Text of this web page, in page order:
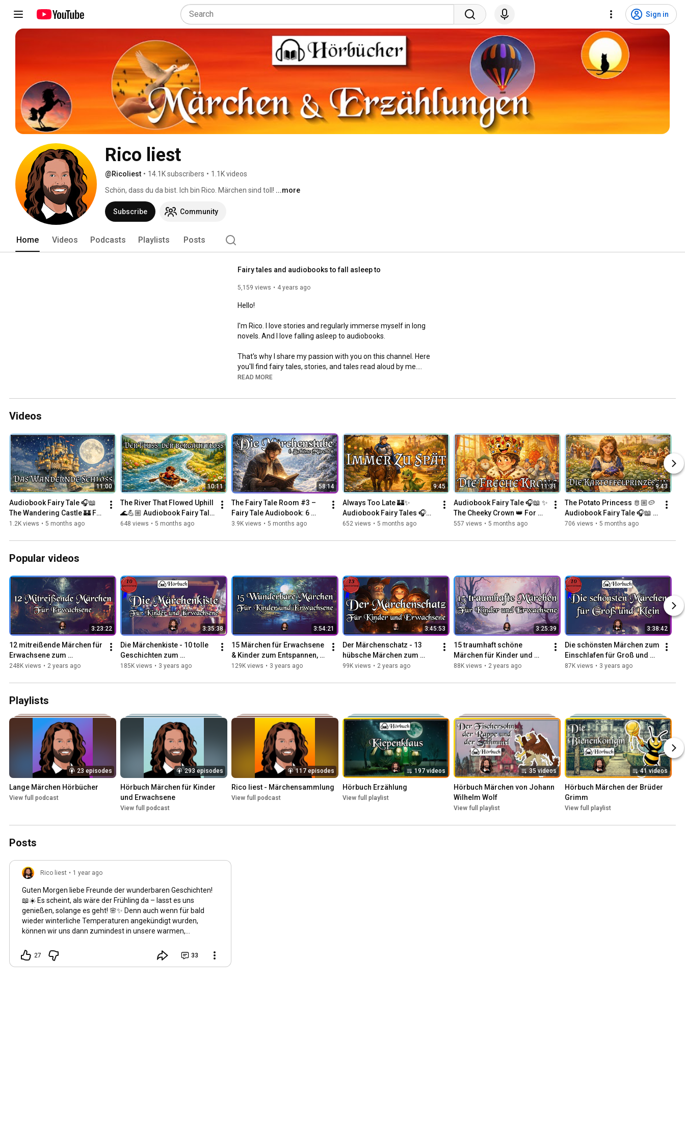
Sign in
Rico liest
@Ricoliest • 14.1K subscribers • 1.1K videos
Schön, dass du da bist. Ich bin Rico. Märchen sind toll! ...more
Subscribe Community
Home Videos Podcasts Playlists Posts
Fairy tales and audiobooks to fall asleep to
5,159 views 4 years ago
Hello!
I'm Rico. I love stories and regularly immerse myself in long
novels. And I love falling asleep to audiobooks.
That's why I share my passion with you on this channel. Here
you'll find fairy tales, stories, and tales read aloud by me.
the channel.
#FairyTales #Audiobook#GoodNightStories
READ MORE
Videos
11:00
Audiobook Fairy Tale 🎧📖
The Wandering Castle 🏰 For
falling asleep & dreaming
1.2K views • 5 months ago
10:11
The River That Flowed Uphill
🌊💪🏼 Audiobook Fairy Tale
for Falling Asleep &
648 views • 5 months ago
58:14
The Fairy Tale Room #3 –
Fairy Tale Audiobook: 6
Beautiful Bedtime Stories
3.9K views • 5 months ago
9:45
Always Too Late 🏰✨
Audiobook Fairy Tales 🎧📖
-- For Falling Asleep &
Children & Ad...
652 views • 5 months ago
11:31
Audiobook Fairy Tale 🎧📖 ✨
The Cheeky Crown 👑 For
falling asleep & dreaming
557 views • 5 months ago
9:43
The Potato Princess 🫅🏼🥔
Audiobook Fairy Tale 🎧📖
For falling asleep &
& a...
706 views • 5 months ago
Popular videos
3:23:22
12 mitreißende Märchen für
Erwachsene zum
Entspannen, Einschlafen &
248K views • 2 years ago
3:35:38
Die Märchenkiste - 10 tolle
Geschichten zum
Einschlafen für Kinder und
Hörbuch)
185K views • 3 years ago
3:54:21
15 Märchen für Erwachsene
& Kinder zum Entspannen,
Einschlafen & Träumen
129K views • 3 years ago
3:45:53
Der Märchenschatz - 13
hübsche Märchen zum
Einschlafen, Entspannen &
99K views • 2 years ago
3:25:39
15 traumhaft schöne
Märchen für Kinder und
Erwachsene - langes
Entspannen
88K views • 2 years ago
3:38:42
Die schönsten Märchen zum
Einschlafen für Groß und
Klein - langes Hörbuch - 10
87K views • 3 years ago
Playlists
23 episodes
Lange Märchen Hörbücher
View full podcast
293 episodes
Hörbuch Märchen für Kinder
und Erwachsene
View full podcast
117 episodes
Rico liest - Märchensammlung
View full podcast
197 videos
Hörbuch Erzählung
View full playlist
35 videos
Hörbuch Märchen von Johann
Wilhelm Wolf
View full playlist
41 videos
Hörbuch Märchen der Brüder
Grimm
View full playlist
Posts
Rico liest • 1 year ago
Guten Morgen liebe Freunde der wunderbaren Geschichten!
📖☀️ Es scheint, als wäre der Frühling da – lasst es uns
genießen, solange es geht! 🌸✨ Denn auch wenn für bald
wieder winterliche Temperaturen angekündigt wurden,
können wir uns dann zumindest in unsere warmen,
Hörbüchern wollt ihr in Zukunft auf diesem Kanal mal hören?
🎧📖🔥 Seid ihr zufrieden mit der aktuellen Auswahl? 👍🏼 Oder
27 33